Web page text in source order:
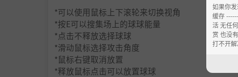
*可以使用鼠标上下滚轮来切换视角
*按E可以搜集场上的球球能量
*点击不释放选择球球
*滑动鼠标选择攻击角度
*鼠标右键取消放置
*释放鼠标点击可以放置球球
如果你
缓存
活 无任
赏 也没
打不开解